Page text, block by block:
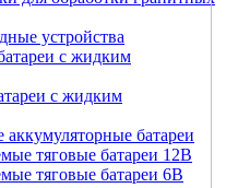
устройства
с жидким
с жидким
батареи
тяговые батареи 12В
тяговые батареи 6В